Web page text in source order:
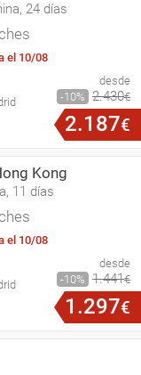
24 días
el 10/08
desde
10
2.430€
2.187€
Kong
11 días
el 10/08
desde
10
1.441€
1 .297€